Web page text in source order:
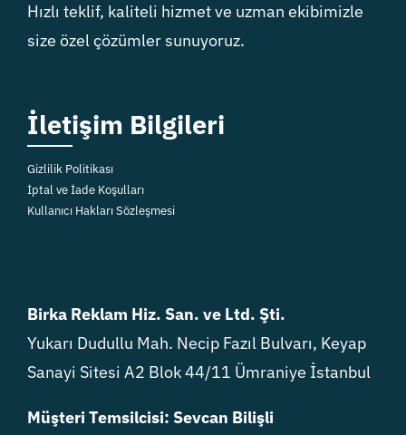
Hızlı teklif, kaliteli hizmet ve uzman ekibimizle
size özel çözümler sunuyoruz.
İletişim Bilgileri
Gizlilik Politikası
İptal ve İade Koşulları
Kullanıcı Hakları Sözleşmesi
Birka Reklam Hiz. San. ve Ltd. Şti.
Yukarı Dudullu Mah. Necip Fazıl Bulvarı, Keyap
Sanayi Sitesi A2 Blok 44/11 Ümraniye İstanbul
Müşteri Temsilcisi: Sevcan Bilişli